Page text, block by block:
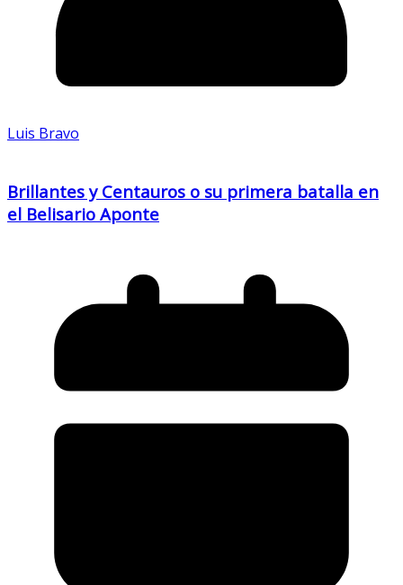
Luis Bravo
Brillantes y Centauros o su primera batalla en
el Belisario Aponte